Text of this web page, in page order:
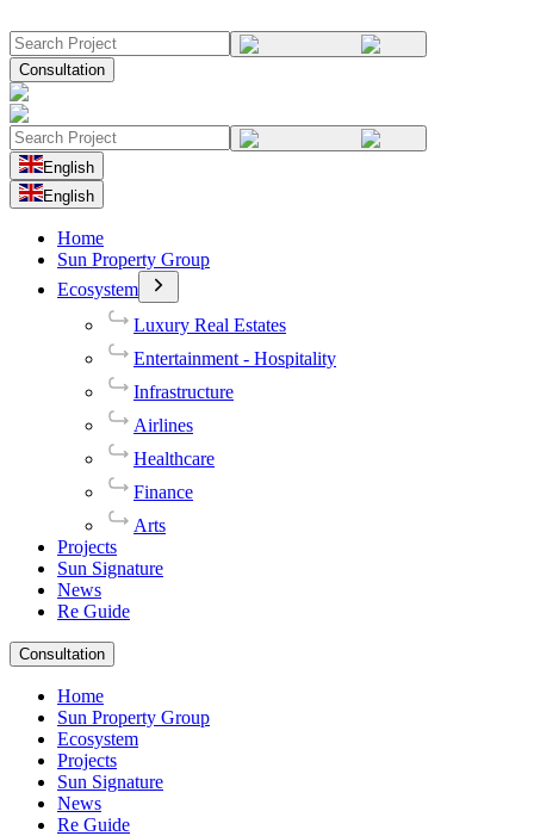
Consultation
English
English
Home
Sun Property Group
Ecosystem
Luxury Real Estates
Entertainment - Hospitality
Infrastructure
Airlines
Healthcare
Finance
Arts
Projects
Sun Signature
News
Re Guide
Consultation
Home
Sun Property Group
Ecosystem
Projects
Sun Signature
News
Re Guide